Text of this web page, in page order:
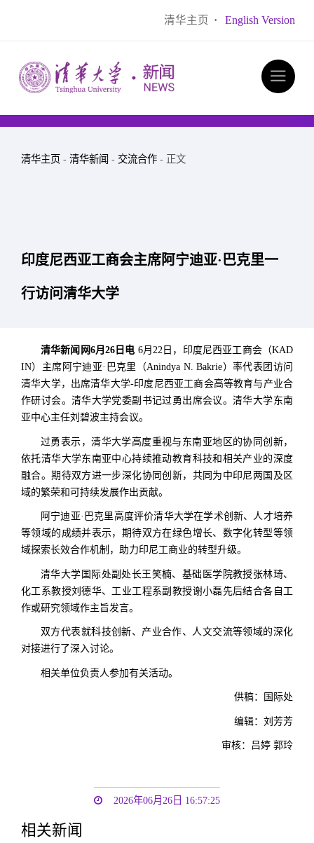
清华主页 · English Version
清华主页 - 清华新闻 - 交流合作 - 正文
印度尼西亚工商会主席阿宁迪亚·巴克里一
行访问清华大学
清华新闻网6月26日电 6月22日，印度尼西亚工商会（KAD
IN）主席阿宁迪亚·巴克里（Anindya N. Bakrie）率代表团访问
清华大学，出席清华大学-印度尼西亚工商会高等教育与产业合
作研讨会。清华大学党委副书记过勇出席会议。清华大学东南
亚中心主任刘碧波主持会议。
过勇表示，清华大学高度重视与东南亚地区的协同创新，
依托清华大学东南亚中心持续推动教育科技和相关产业的深度
融合。期待双方进一步深化协同创新，共同为中印尼两国及区
域的繁荣和可持续发展作出贡献。
阿宁迪亚·巴克里高度评价清华大学在学术创新、人才培养
等领域的成绩并表示，期待双方在绿色增长、数字化转型等领
域探索长效合作机制，助力印尼工商业的转型升级。
清华大学国际处副处长王笑楠、基础医学院教授张林琦、
化工系教授刘德华、工业工程系副教授谢小磊先后结合各自工
作或研究领域作主旨发言。
双方代表就科技创新、产业合作、人文交流等领域的深化
对接进行了深入讨论。
相关单位负责人参加有关活动。
供稿： 国际处
编辑：刘芳芳
审核：吕婷 郭玲
2026年06月26日 16:57:25
相关新闻